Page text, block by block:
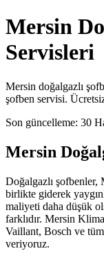
Mersin
Servisleri
Mersin doğalgazlı
şofben servisi.
Son güncelleme: 30
Mersin
Doğalgazlı şofbenler,
birlikte giderek
maliyeti daha düşük
farklıdır. Mersin
Vaillant, Bosch ve
veriyoruz.